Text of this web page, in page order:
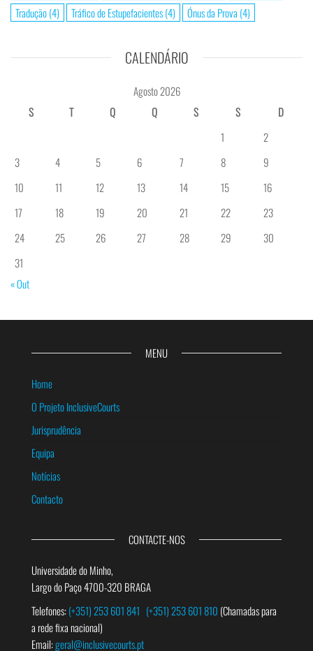
Tradução(4) Tráfico de Estupefacientes(4) Ónus da Prova (4)
CALENDÁRIO
Agosto 2026
S
T Q Q S S
D
1
2
3
4 5 6 7 8
9
10
11 12 13 14 15
16
17
18 19 20 21 22
23
24
25 26 27 28 29
30
31
« Out
MENU
Home
O Projeto InclusiveCourts
Jurisprudência
Equipa
Notícias
Contacto
CONTACTE-NOS
Universidade do Minho,
Largo do Paço 4700-320 BRAGA
Telefones:(+351) 253 601 841 (+351) 253 601 810 (Chamadas para
a rede fixa nacional)
Email:geral@inclusivecourts.pt